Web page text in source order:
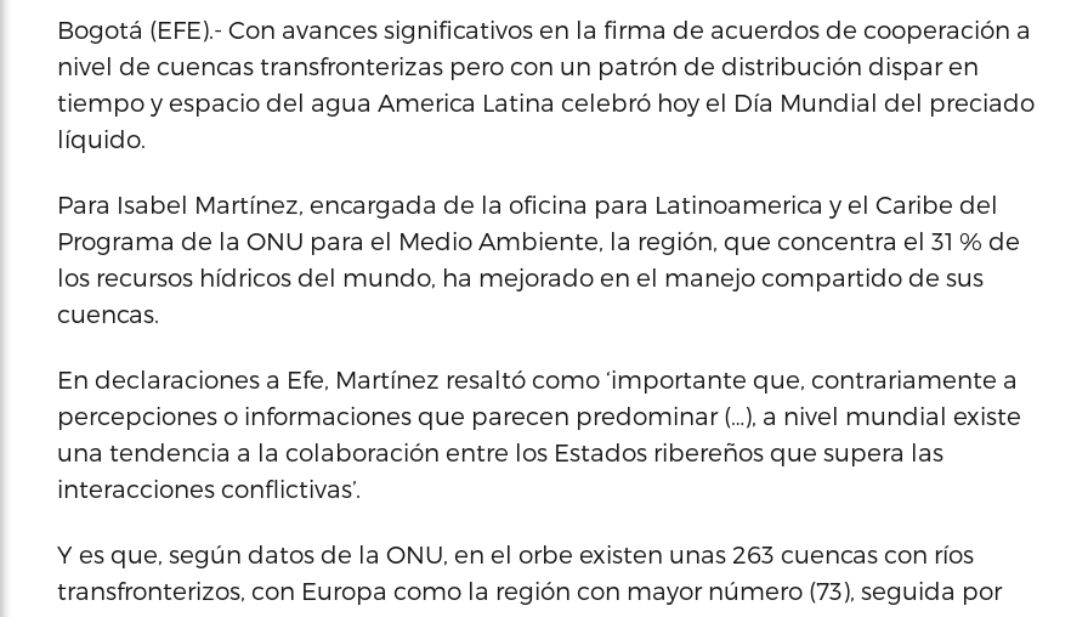
Bogotá (EFE).- Con avances significativos en la firma de acuerdos de cooperación a
nivel de cuencas transfronterizas pero con un patrón de distribución dispar en
tiempo y espacio del agua America Latina celebró hoy el Día Mundial del preciado
líquido.
Para Isabel Martínez, encargada de la oficina para Latinoamerica y el Caribe del
Programa de la ONU para el Medio Ambiente, la región, que concentra el 31 % de
los recursos hídricos del mundo, ha mejorado en el manejo compartido de sus
cuencas.
En declaraciones a Efe, Martínez resaltó como ‘importante que, contrariamente a
percepciones o informaciones que parecen predominar (…), a nivel mundial existe
una tendencia a la colaboración entre los Estados ribereños que supera las
interacciones conflictivas’.
Y es que, según datos de la ONU, en el orbe existen unas 263 cuencas con ríos
transfronterizos, con Europa como la región con mayor número (73), seguida por